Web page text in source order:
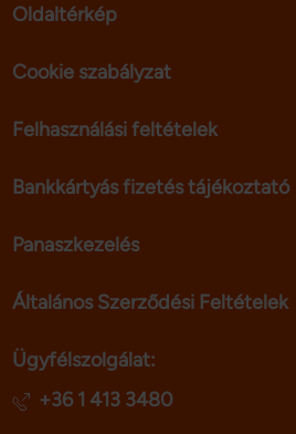
Oldaltérkép
Cookie szabályzat
Felhasználási feltételek
Bankkártyás fizetés tájékoztató
Panaszkezelés
Általános Szerződési Feltételek
Ügyfélszolgálat:
+36 1 413 3480